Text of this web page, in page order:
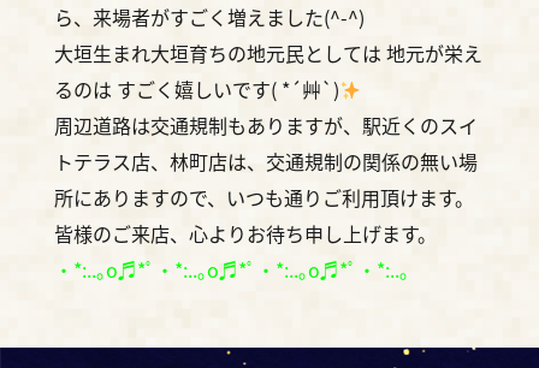
ら、来場者がすごく増えました(^-^)
大垣生まれ大垣育ちの地元民としては 地元が栄え
るのは すごく嬉しいです( *´艸`)
周辺道路は交通規制もありますが、駅近くのスイ
トテラス店、林町店は、交通規制の関係の無い場
所にありますので、いつも通りご利用頂けます。
皆様のご来店、心よりお待ち申し上げます。
・*:..｡o♬*ﾟ・*:..｡o♬*ﾟ・*:..｡o♬*ﾟ・*:..｡